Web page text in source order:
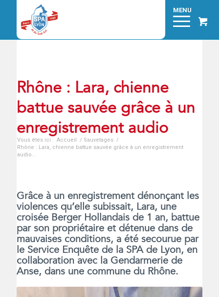
Rhône : Lara, chienne
battue sauvée grâce à un
enregistrement audio
Vous êtes ici : Accueil / Sauvetages /
Rhône : Lara, chienne battue sauvée grâce à un enregistrement
audio...
Grâce à un enregistrement dénonçant les
violences qu’elle subissait, Lara, une
croisée Berger Hollandais de 1 an, battue
par son propriétaire et détenue dans de
mauvaises conditions, a été secourue par
le Service Enquête de la SPA de Lyon, en
collaboration avec la Gendarmerie de
Anse, dans une commune du Rhône.